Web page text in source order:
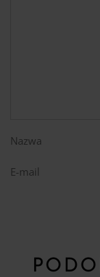
Nazwa
E-mail